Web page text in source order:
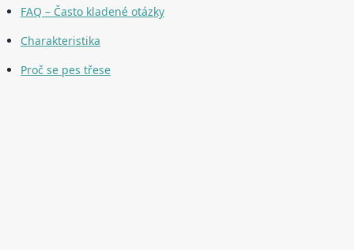
FAQ – Často kladené otázky
Charakteristika
Proč se pes třese